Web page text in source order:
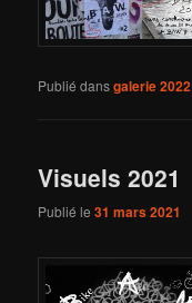
Publié dansgalerie 2022
Visuels 2021
Publié le31 mars 2021